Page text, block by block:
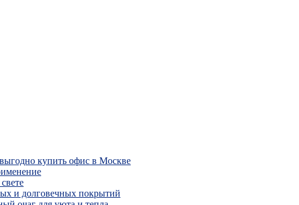
между собой.
купить офис в Москве
и долговечных покрытий